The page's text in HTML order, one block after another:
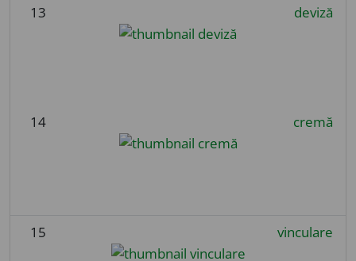
13 deviză
14 cremă
15 vinculare